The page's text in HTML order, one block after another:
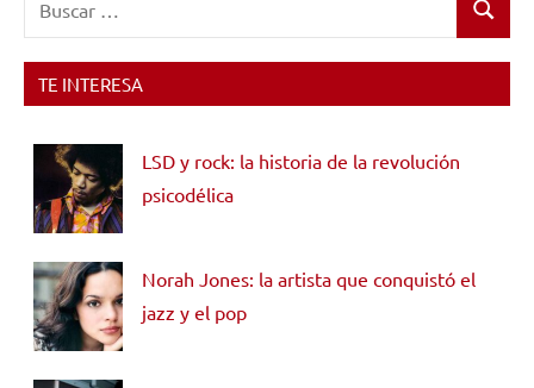
Buscar
TE INTERESA
LSD y rock: la historia de la revolución
psicodélica
Norah Jones: la artista que conquistó el
jazz y el pop